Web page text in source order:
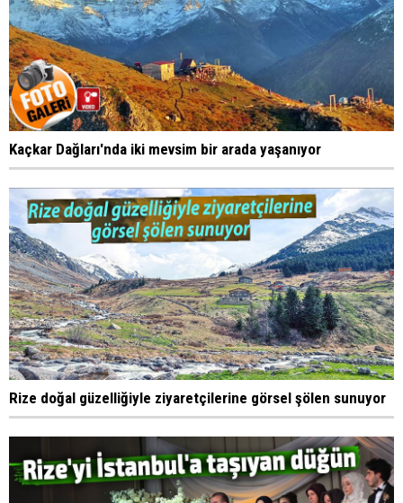
Kaçkar Dağları'nda iki mevsim bir arada yaşanıyor
Rize doğal güzelliğiyle ziyaretçilerine görsel şölen sunuyor